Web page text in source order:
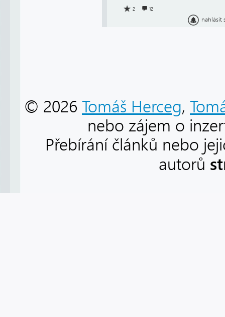
2 12
nahlásit
© 2026 Tomáš Herceg,
nebo zájem o
Přebírání článků nebo
autorů